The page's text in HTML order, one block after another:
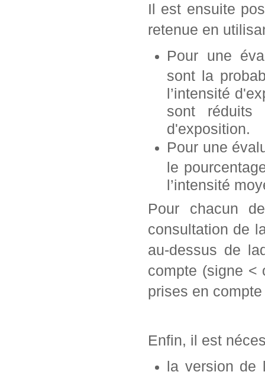
Il est ensuite
retenue en
Pour une
sont la
l’intensité
sont réduits
d'exposition.
Pour une
le
l’intensité
Pour chacun
consultation de
au-dessus de
compte (signe <
prises en
Enfin, il est
la version de